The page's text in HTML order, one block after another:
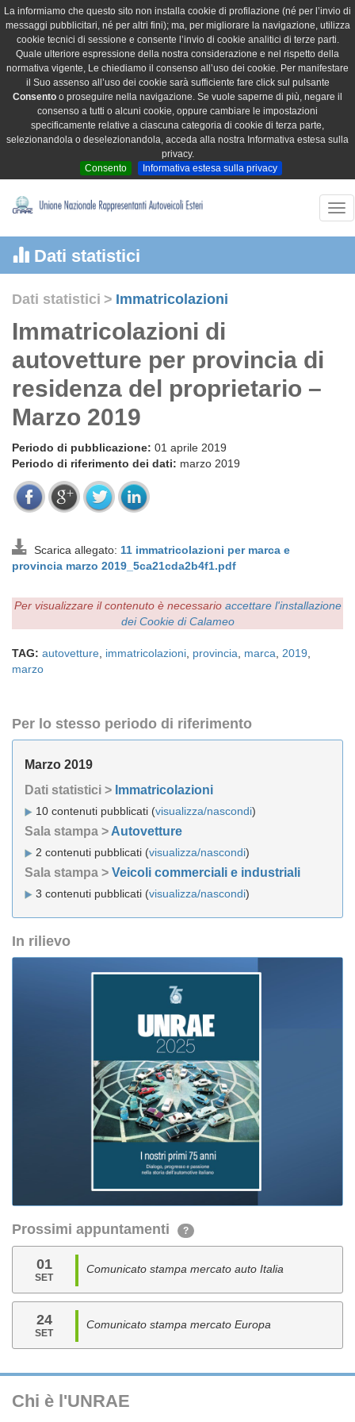
La informiamo che questo sito non installa cookie di profilazione (né per l’invio di
messaggi pubblicitari, né per altri fini); ma, per migliorare la navigazione, utilizza
cookie tecnici di sessione e consente l’invio di cookie analitici di terze parti.
Quale ulteriore espressione della nostra considerazione e nel rispetto della
normativa vigente, Le chiediamo il consenso all’uso dei cookie. Per manifestare
il Suo assenso all’uso dei cookie sarà sufficiente fare click sul pulsante
Consento o proseguire nella navigazione. Se vuole saperne di più, negare il
consenso a tutti o alcuni cookie, oppure cambiare le impostazioni
specificamente relative a ciascuna categoria di cookie di terza parte,
selezionandola o deselezionandola, acceda alla nostra Informativa estesa sulla
privacy.
Consento
Informativa estesa sulla privacy
Dati statistici
Dati statistici > Immatricolazioni
Immatricolazioni di
autovetture per provincia di
residenza del proprietario –
Marzo 2019
Periodo di pubblicazione: 01 aprile 2019
Periodo di riferimento dei dati: marzo 2019
Scarica allegato: 11 immatricolazioni per marca e
provincia marzo 2019_5ca21cda2b4f1.pdf
Per visualizzare il contenuto è necessario accettare l'installazione
dei Cookie di Calameo
TAG: autovetture immatricolazioni provincia marca 2019
marzo
Per lo stesso periodo di riferimento
Marzo 2019
Dati statistici > Immatricolazioni
10 contenuti pubblicati (visualizza/nascondi)
Sala stampa > Autovetture
2 contenuti pubblicati (visualizza/nascondi)
Sala stampa > Veicoli commerciali e industriali
3 contenuti pubblicati (visualizza/nascondi)
In rilievo
Prossimi appuntamenti ?
01
SET
Comunicato stampa mercato auto Italia
24
SET
Comunicato stampa mercato Europa
Chi è l'UNRAE